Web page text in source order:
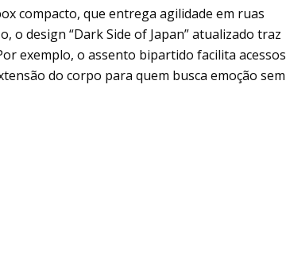
compacto, que entrega agilidade em ruas
o design “Dark Side of Japan” atualizado traz
exemplo, o assento bipartido facilita acessos
do corpo para quem busca emoção sem